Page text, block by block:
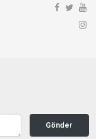
Gönder